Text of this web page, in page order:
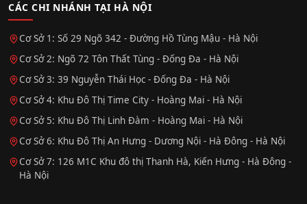
CÁC CHI NHÁNH TẠI HÀ NỘI
Cơ Sở 1: Số 29 Ngõ 342 - Đường Hồ Tùng Mậu - Hà Nội
Cơ Sở 2: Ngõ 72 Tôn Thất Tùng - Đống Đa - Hà Nội
Cơ Sở 3: 39 Nguyễn Thái Học - Đống Đa - Hà Nội
Cơ Sở 4: Khu Đô Thị Time City - Hoàng Mai - Hà Nội
Cơ Sở 5: Khu Đô Thị Linh Đàm - Hoàng Mai - Hà Nội
Cơ Sở 6: Khu Đô Thị An Hưng - Dương Nội - Hà Đông - Hà Nội
Cơ Sở 7: 126 M1C Khu đô thị Thanh Hà, Kiến Hưng - Hà Đông -
Hà Nội